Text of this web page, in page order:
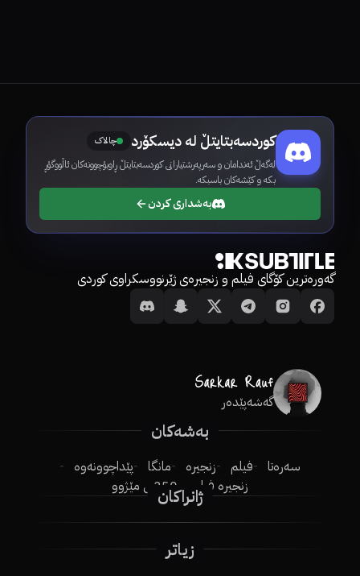
کوردسەبتایتڵ لە دیسکۆرد چالاک
لەگەڵ ئەندامان و سەرپەرشتیارانی کوردسەبتایتڵ ڕاوبۆچوونەکان ئاڵووگۆڕ
بکە و کێشەکان باسبکە.
بەشداری کردن
گەورەترین کۆگای فیلم و زنجیرەی ژێرنووسکراوی کوردی
گەشەپێدەر
بەشەکان
سەرەتا فیلم زنجیرە مانگا
پێداچوونەوە
زنجیرە فیلم
250ـی مێژوو
ژانراکان
زیاتر